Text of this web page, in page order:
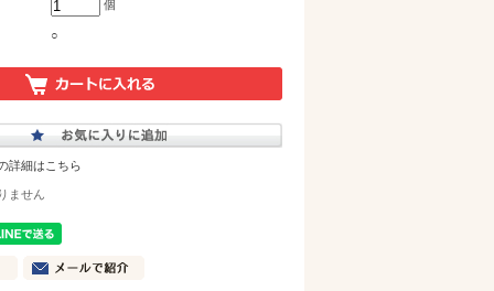
個
○
詳細はこちら
ません